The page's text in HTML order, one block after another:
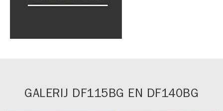
GALERIJ DF115BG EN DF140BG